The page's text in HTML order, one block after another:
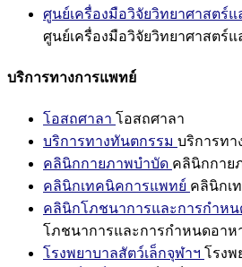
ศูนย์เครื่องมือวิจัยวิทยาศาสตร์แ
ศูนย์เครื่องมือวิจัยวิทยาศาสตร์แ
บริการทางการแพทย์
โอสถศาลา โอสถศาลา
บริการทางทันตกรรม บริการทา
คลินิกกายภาพบำบัด คลินิกกาย
คลินิกเทคนิคการแพทย์ คลินิกเ
คลินิกโภชนาการและการกำหน
โภชนาการและการกำหนดอาห
โรงพยาบาลสัตว์เล็กจุฬาฯ โรงพ